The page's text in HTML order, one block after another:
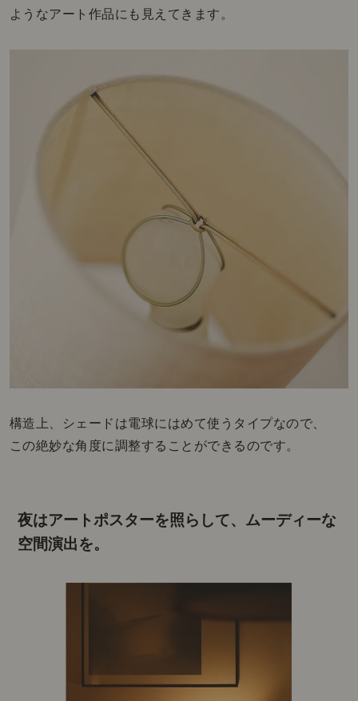
ようなアート作品にも見えてきます。
構造上、シェードは電球にはめて使うタイプなので、
この絶妙な角度に調整することができるのです。
夜はアートポスターを照らして、 ムーディーな
空間演出を。